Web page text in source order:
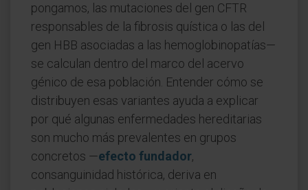
pongamos, las mutaciones del gen CFTR
responsables de la fibrosis quística o las del
gen HBB asociadas a las hemoglobinopatías—
se calculan dentro del marco del acervo
génico de esa población. Entender cómo se
distribuyen esas variantes ayuda a explicar
por qué algunas enfermedades hereditarias
son mucho más prevalentes en grupos
concretos —efecto fundador,
consanguinidad histórica, deriva en